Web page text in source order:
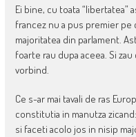
Ei bine, cu toata
francez nu a pus premier
majoritatea din parlament.
foarte rau dupa aceea. Si
vorbind.
Ce s-ar mai tavali de ras
constitutia in manutza
si faceti acolo jos in nisip